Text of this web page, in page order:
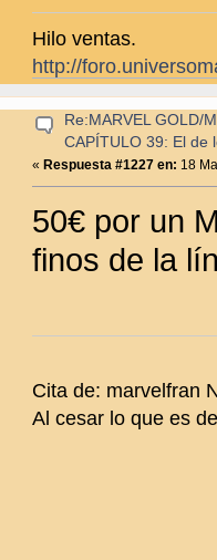
Hilo ventas.
http://
Re:MARVEL GOLD/
CAPÍTULO 39: El de
« Respuesta #1227 en: 18
50€ por un
finos de la
Cita de: marvelfran
Al cesar lo que es